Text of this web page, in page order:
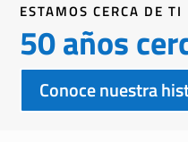
ESTAMOS CERCA DE TI
50 años
Conoce nuestra